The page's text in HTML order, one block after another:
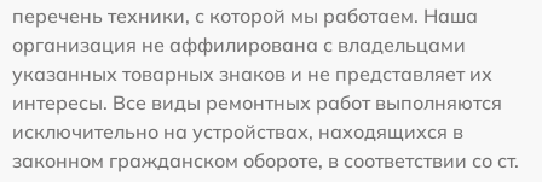
перечень техники, с которой мы работаем. Наша
организация не аффилирована с владельцами
указанных товарных знаков и не представляет их
интересы. Все виды ремонтных работ выполняются
исключительно на устройствах, находящихся в
законном гражданском обороте, в соответствии со ст.